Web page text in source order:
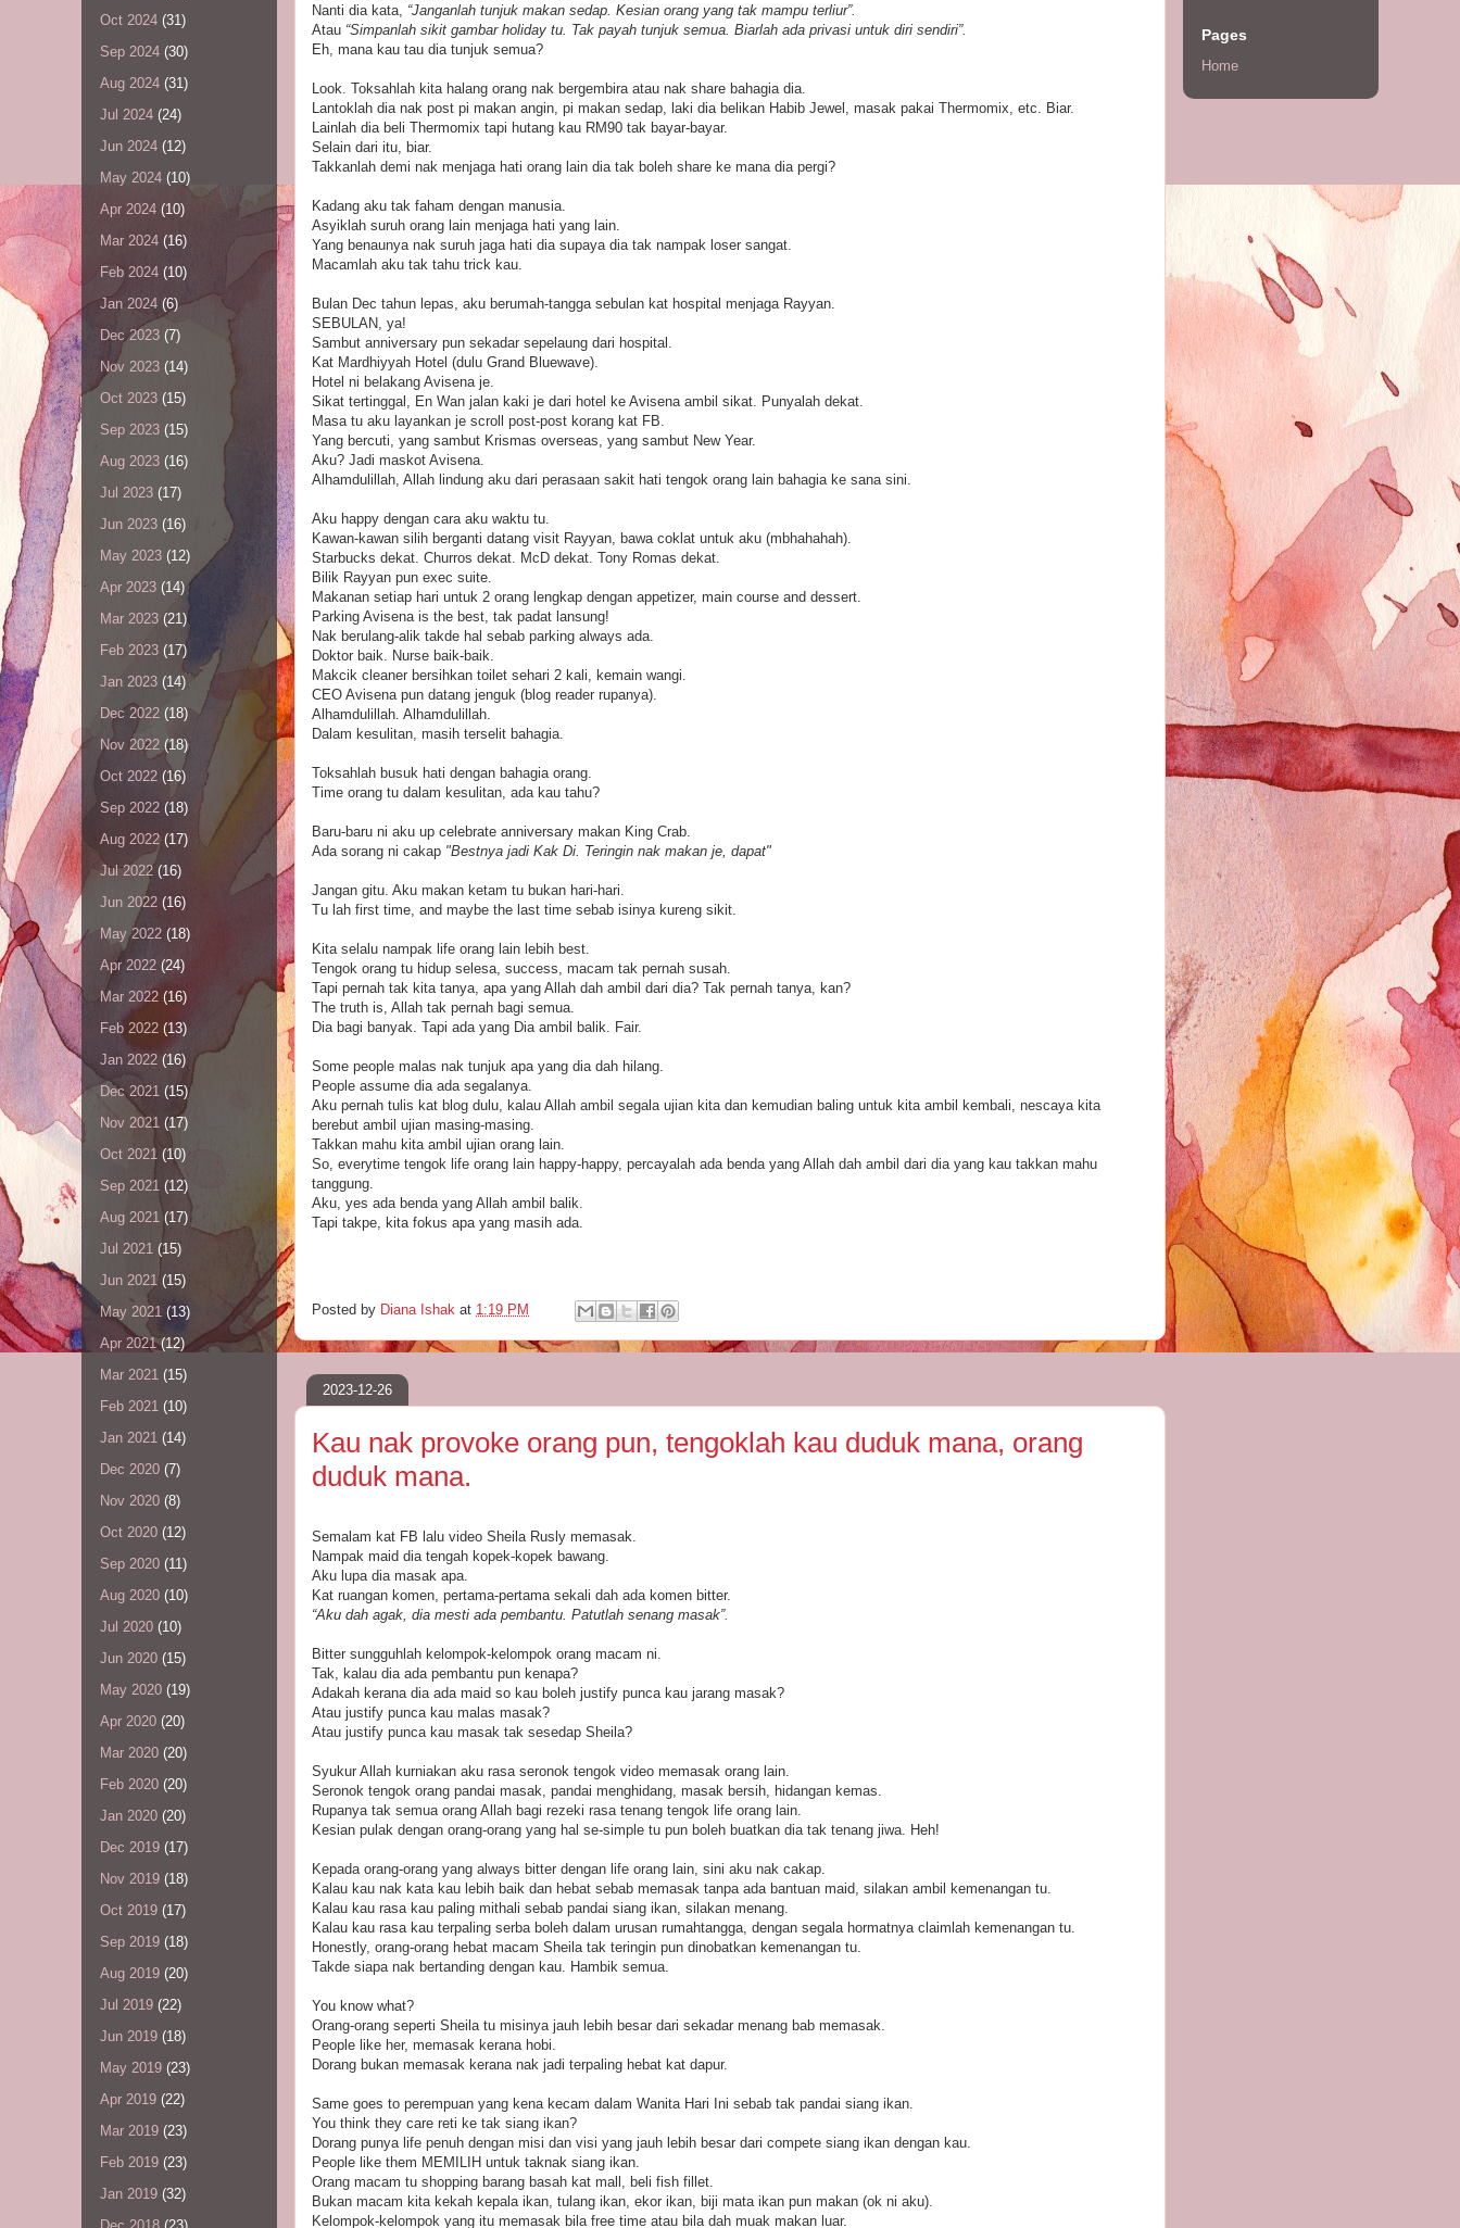
Nanti dia kata, “Janganlah tunjuk makan sedap. Kesian orang yang tak mampu terliur”.
Atau “Simpanlah sikit gambar holiday tu. Tak payah tunjuk semua. Biarlah ada privasi untuk diri sendiri”.
Eh, mana kau tau dia tunjuk semua?
Look. Toksahlah kita halang orang nak bergembira atau nak share bahagia dia.
Lantoklah dia nak post pi makan angin, pi makan sedap, laki dia belikan Habib Jewel, masak pakai Thermomix, etc. Biar.
Lainlah dia beli Thermomix tapi hutang kau RM90 tak bayar-bayar.
Selain dari itu, biar.
Takkanlah demi nak menjaga hati orang lain dia tak boleh share ke mana dia pergi?
Kadang aku tak faham dengan manusia.
Asyiklah suruh orang lain menjaga hati yang lain.
Yang benaunya nak suruh jaga hati dia supaya dia tak nampak loser sangat.
Macamlah aku tak tahu trick kau.
Bulan Dec tahun lepas, aku berumah-tangga sebulan kat hospital menjaga Rayyan.
SEBULAN, ya!
Sambut anniversary pun sekadar sepelaung dari hospital.
Kat Mardhiyyah Hotel (dulu Grand Bluewave).
Hotel ni belakang Avisena je.
Sikat tertinggal, En Wan jalan kaki je dari hotel ke Avisena ambil sikat. Punyalah dekat.
Masa tu aku layankan je scroll post-post korang kat FB.
Yang bercuti, yang sambut Krismas overseas, yang sambut New Year.
Aku? Jadi maskot Avisena.
Alhamdulillah, Allah lindung aku dari perasaan sakit hati tengok orang lain bahagia ke sana sini.
Aku happy dengan cara aku waktu tu.
Kawan-kawan silih berganti datang visit Rayyan, bawa coklat untuk aku (mbhahahah).
Starbucks dekat. Churros dekat. McD dekat. Tony Romas dekat.
Bilik Rayyan pun exec suite.
Makanan setiap hari untuk 2 orang lengkap dengan appetizer, main course and dessert.
Parking Avisena is the best, tak padat lansung!
Nak berulang-alik takde hal sebab parking always ada.
Doktor baik. Nurse baik-baik.
Makcik cleaner bersihkan toilet sehari 2 kali, kemain wangi.
CEO Avisena pun datang jenguk (blog reader rupanya).
Alhamdulillah. Alhamdulillah.
Dalam kesulitan, masih terselit bahagia.
Toksahlah busuk hati dengan bahagia orang.
Time orang tu dalam kesulitan, ada kau tahu?
Baru-baru ni aku up celebrate anniversary makan King Crab.
Ada sorang ni cakap "Bestnya jadi Kak Di. Teringin nak makan je, dapat"
Jangan gitu. Aku makan ketam tu bukan hari-hari.
Tu lah first time, and maybe the last time sebab isinya kureng sikit.
Kita selalu nampak life orang lain lebih best.
Tengok orang tu hidup selesa, success, macam tak pernah susah.
Tapi pernah tak kita tanya, apa yang Allah dah ambil dari dia? Tak pernah tanya, kan?
The truth is, Allah tak pernah bagi semua.
Dia bagi banyak. Tapi ada yang Dia ambil balik. Fair.
Some people malas nak tunjuk apa yang dia dah hilang.
People assume dia ada segalanya.
Aku pernah tulis kat blog dulu, kalau Allah ambil segala ujian kita dan kemudian baling untuk kita ambil kembali, nescaya kita
berebut ambil ujian masing-masing.
Takkan mahu kita ambil ujian orang lain.
So, everytime tengok life orang lain happy-happy, percayalah ada benda yang Allah dah ambil dari dia yang kau takkan mahu
tanggung.
Aku, yes ada benda yang Allah ambil balik.
Tapi takpe, kita fokus apa yang masih ada.
Posted by Diana Ishak at 1:19 PM
2023-12-26
Kau nak provoke orang pun, tengoklah kau duduk mana, orang
duduk mana.
Semalam kat FB lalu video Sheila Rusly memasak.
Nampak maid dia tengah kopek-kopek bawang.
Aku lupa dia masak apa.
Kat ruangan komen, pertama-pertama sekali dah ada komen bitter.
“Aku dah agak, dia mesti ada pembantu. Patutlah senang masak”.
Bitter sungguhlah kelompok-kelompok orang macam ni.
Tak, kalau dia ada pembantu pun kenapa?
Adakah kerana dia ada maid so kau boleh justify punca kau jarang masak?
Atau justify punca kau malas masak?
Atau justify punca kau masak tak sesedap Sheila?
Syukur Allah kurniakan aku rasa seronok tengok video memasak orang lain.
Seronok tengok orang pandai masak, pandai menghidang, masak bersih, hidangan kemas.
Rupanya tak semua orang Allah bagi rezeki rasa tenang tengok life orang lain.
Kesian pulak dengan orang-orang yang hal se-simple tu pun boleh buatkan dia tak tenang jiwa. Heh!
Kepada orang-orang yang always bitter dengan life orang lain, sini aku nak cakap.
Kalau kau nak kata kau lebih baik dan hebat sebab memasak tanpa ada bantuan maid, silakan ambil kemenangan tu.
Kalau kau rasa kau paling mithali sebab pandai siang ikan, silakan menang.
Kalau kau rasa kau terpaling serba boleh dalam urusan rumahtangga, dengan segala hormatnya claimlah kemenangan tu.
Honestly, orang-orang hebat macam Sheila tak teringin pun dinobatkan kemenangan tu.
Takde siapa nak bertanding dengan kau. Hambik semua.
You know what?
Orang-orang seperti Sheila tu misinya jauh lebih besar dari sekadar menang bab memasak.
People like her, memasak kerana hobi.
Dorang bukan memasak kerana nak jadi terpaling hebat kat dapur.
Same goes to perempuan yang kena kecam dalam Wanita Hari Ini sebab tak pandai siang ikan.
You think they care reti ke tak siang ikan?
Dorang punya life penuh dengan misi dan visi yang jauh lebih besar dari compete siang ikan dengan kau.
People like them MEMILIH untuk taknak siang ikan.
Orang macam tu shopping barang basah kat mall, beli fish fillet.
Bukan macam kita kekah kepala ikan, tulang ikan, ekor ikan, biji mata ikan pun makan (ok ni aku).
Kelompok-kelompok yang itu memasak bila free time atau bila dah muak makan luar.
Oct 2024 (31)
Sep 2024 (30)
Aug 2024 (31)
Jul 2024 (24)
Jun 2024 (12)
May 2024 (10)
Apr 2024 (10)
Mar 2024 (16)
Feb 2024 (10)
Jan 2024 (6)
Dec 2023 (7)
Nov 2023 (14)
Oct 2023 (15)
Sep 2023 (15)
Aug 2023 (16)
Jul 2023 (17)
Jun 2023 (16)
May 2023 (12)
Apr 2023 (14)
Mar 2023 (21)
Feb 2023 (17)
Jan 2023 (14)
Dec 2022 (18)
Nov 2022 (18)
Oct 2022 (16)
Sep 2022 (18)
Aug 2022 (17)
Jul 2022 (16)
Jun 2022 (16)
May 2022 (18)
Apr 2022 (24)
Mar 2022 (16)
Feb 2022 (13)
Jan 2022 (16)
Dec 2021 (15)
Nov 2021 (17)
Oct 2021 (10)
Sep 2021 (12)
Aug 2021 (17)
Jul 2021 (15)
Jun 2021(15)
May 2021 (13)
Apr 2021(12)
Mar 2021 (15)
Feb 2021 (10)
Jan 2021 (14)
Dec 2020 (7)
Nov 2020 (8)
Oct 2020 (12)
Sep 2020 (11)
Aug 2020 (10)
Jul 2020 (10)
Jun 2020 (15)
May 2020 (19)
Apr 2020 (20)
Mar 2020 (20)
Feb 2020 (20)
Jan 2020 (20)
Dec 2019 (17)
Nov 2019 (18)
Oct 2019 (17)
Sep 2019 (18)
Aug 2019 (20)
Jul 2019 (22)
Jun 2019 (18)
May 2019 (23)
Apr 2019 (22)
Mar 2019 (23)
Feb 2019 (23)
Jan 2019 (32)
Pages
Home